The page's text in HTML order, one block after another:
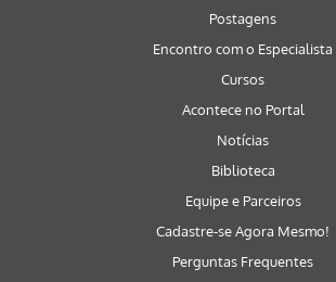
Postagens
Encontro com o Especialista
Cursos
Acontece no Portal
Notícias
Biblioteca
Equipe e Parceiros
Cadastre-se Agora Mesmo!
Perguntas Frequentes